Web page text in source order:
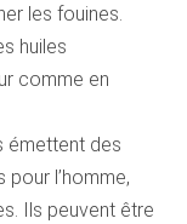
les fouines.
huiles
comme en
émettent des
l’homme,
Ils peuvent être